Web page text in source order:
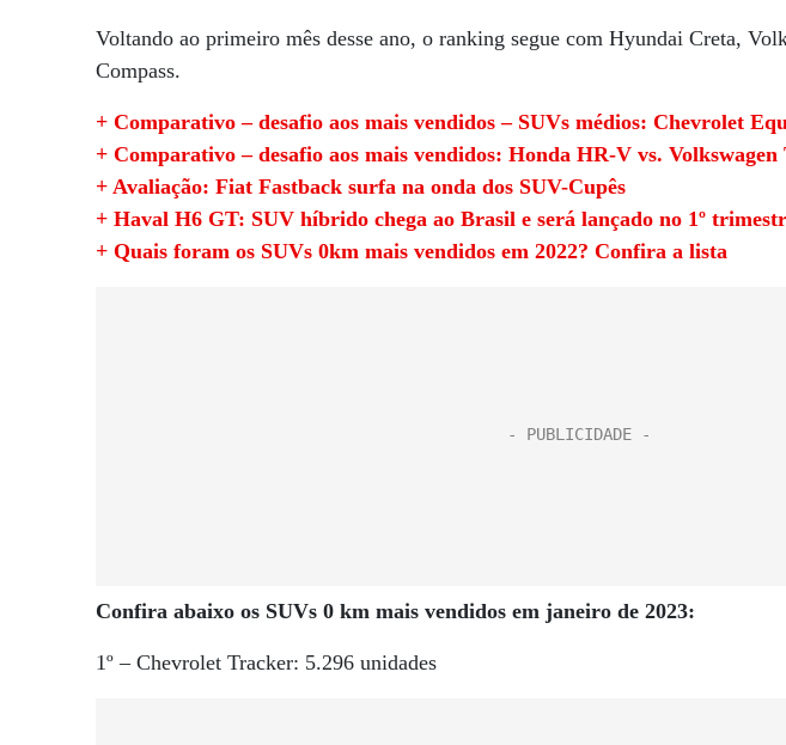
Voltando ao primeiro mês desse ano, o ranking segue com Hyundai Creta,
Compass.
+ Comparativo – desafio aos mais vendidos – SUVs médios: Chevrolet
+ Comparativo – desafio aos mais vendidos: Honda HR-V vs. Volkswagen
+ Avaliação: Fiat Fastback surfa na onda dos SUV-Cupês
+ Haval H6 GT: SUV híbrido chega ao Brasil e será lançado no 1º
+ Quais foram os SUVs 0km mais vendidos em 2022? Confira a lista
Confira abaixo os SUVs 0 km mais vendidos em janeiro de 2023:
1º – Chevrolet Tracker: 5.296 unidades